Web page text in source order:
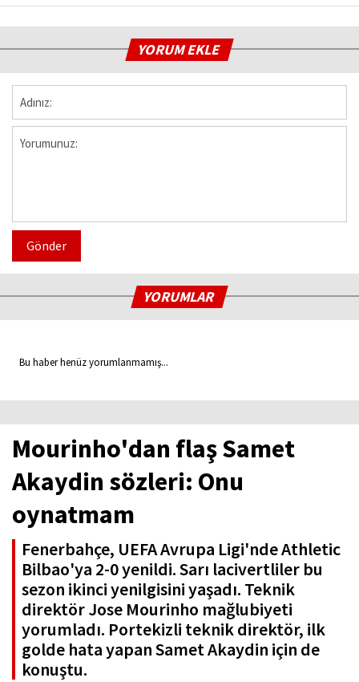
YORUM EKLE
Gönder
YORUMLAR
Bu haber henüz yorumlanmamış...
Mourinho'dan flaş Samet
Akaydin sözleri: Onu
oynatmam
Fenerbahçe, UEFA Avrupa Ligi'nde Athletic
Bilbao'ya 2-0 yenildi. Sarı lacivertliler bu
sezon ikinci yenilgisini yaşadı. Teknik
direktör Jose Mourinho mağlubiyeti
yorumladı. Portekizli teknik direktör, ilk
golde hata yapan Samet Akaydin için de
konuştu.